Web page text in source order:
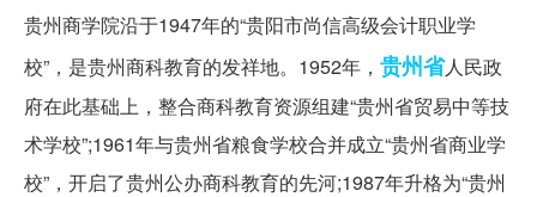
贵州商学院沿于1947年的“贵阳市尚信高级会计职业学
校”，是贵州商科教育的发祥地。1952年， 贵州省人民政
府在此基础上，整合商科教育资源组建“贵州省贸易中等技
术学校”;1961年与贵州省粮食学校合并成立“贵州省商业学
校”，开启了贵州公办商科教育的先河;1987年升格为“贵州